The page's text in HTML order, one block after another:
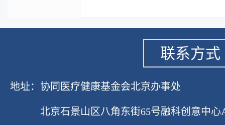
联系方式
地址：协同医疗健康基金会北京办事处
北京石景山区八角东街65号融科创意中心